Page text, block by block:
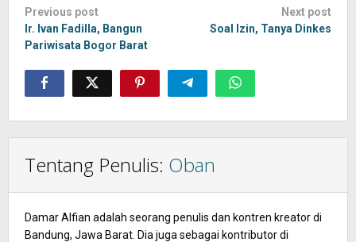
Post
navigation
Previous post
Ir. Ivan Fadilla, Bangun
Pariwisata Bogor Barat
Next post
Soal Izin, Tanya Dinkes
Tentang Penulis: Oban
Damar Alfian adalah seorang penulis dan kontren kreator di
Bandung, Jawa Barat. Dia juga sebagai kontributor di